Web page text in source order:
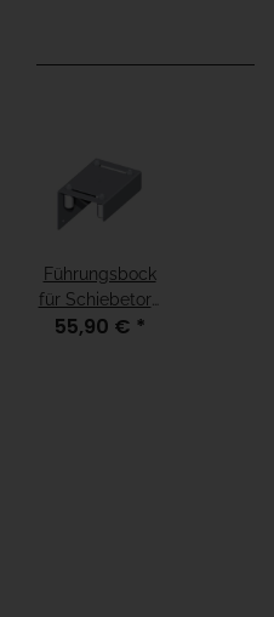
Führungsbock
für Schiebetore
(3) VZ
55,90 € *